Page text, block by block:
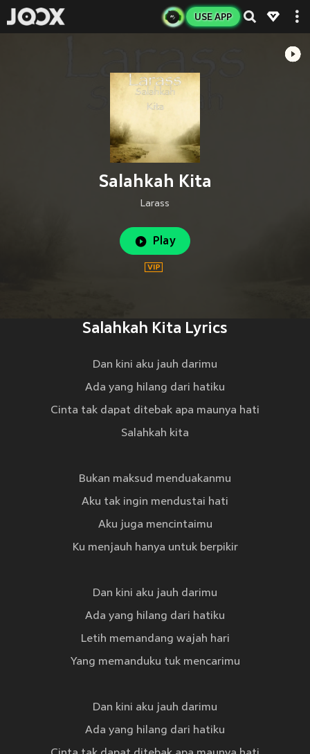
USE APP
Salahkah Kita
Larass
Play
Salahkah Kita Lyrics
Dan kini aku jauh darimu
Ada yang hilang dari hatiku
Cinta tak dapat ditebak apa maunya hati
Salahkah kita
Bukan maksud menduakanmu
Aku tak ingin mendustai hati
Aku juga mencintaimu
Ku menjauh hanya untuk berpikir
Dan kini aku jauh darimu
Ada yang hilang dari hatiku
Letih memandang wajah hari
Yang memanduku tuk mencarimu
Dan kini aku jauh darimu
Ada yang hilang dari hatiku